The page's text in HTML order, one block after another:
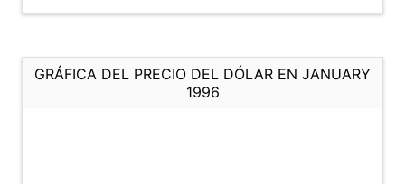
GRÁFICA DEL PRECIO DEL DÓLAR EN JANUARY
1996